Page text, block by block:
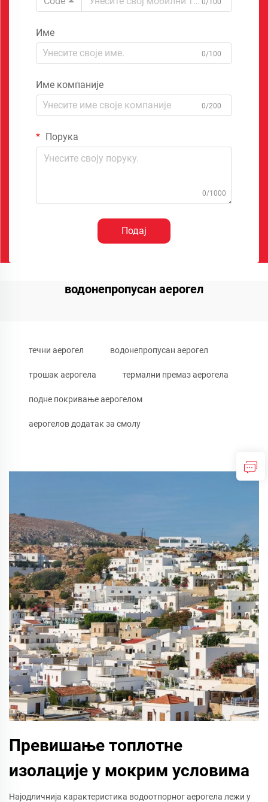
Име
0/100
Име компаније
0/200
Порука
0/1000
Подај
водонепропусан аерогел
течни аерогел водонепропусан аерогел
трошак аерогела термални премаз аерогела
подне покривање аерогелом
аерогелов додатак за смолу
Превишање топлотне
изолације у мокрим условима
Најодличнија карактеристика водоотпорног аерогела лежи у